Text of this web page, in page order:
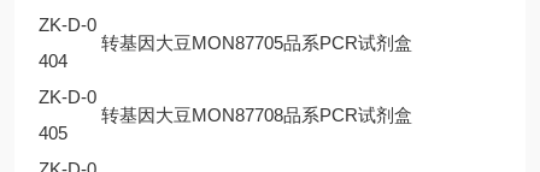
ZK-D-0
404
转基因大豆MON87705品系PCR试剂盒
ZK-D-0
405
转基因大豆MON87708品系PCR试剂盒